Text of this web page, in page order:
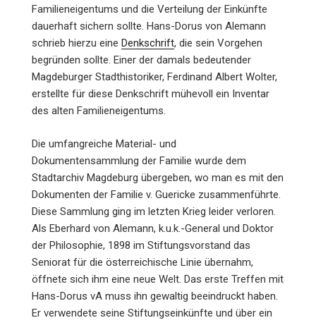
Familieneigentums und die Verteilung der Einkünfte
dauerhaft sichern sollte. Hans-Dorus von Alemann
schrieb hierzu eine Denkschrift, die sein Vorgehen
begründen sollte. Einer der damals bedeutender
Magdeburger Stadthistoriker, Ferdinand Albert Wolter,
erstellte für diese Denkschrift mühevoll ein Inventar
des alten Familieneigentums.
Die umfangreiche Material- und
Dokumentensammlung der Familie wurde dem
Stadtarchiv Magdeburg übergeben, wo man es mit den
Dokumenten der Familie v. Guericke zusammenführte.
Diese Sammlung ging im letzten Krieg leider verloren.
Als Eberhard von Alemann, k.u.k.-General und Doktor
der Philosophie, 1898 im Stiftungsvorstand das
Seniorat für die österreichische Linie übernahm,
öffnete sich ihm eine neue Welt. Das erste Treffen mit
Hans-Dorus vA muss ihn gewaltig beeindruckt haben.
Er verwendete seine Stiftungseinkünfte und über ein